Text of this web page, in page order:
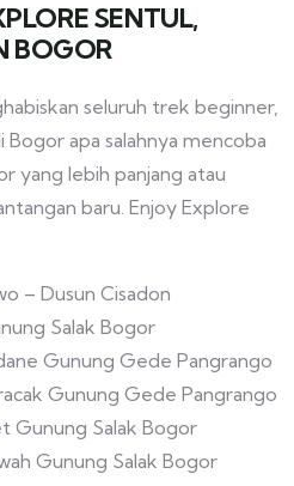
SENTUL,
BOGOR
seluruh trek beginner,
apa salahnya mencoba
yang lebih panjang atau
baru. Enjoy Explore
– Dusun Cisadon
Salak Bogor
Gunung Gede Pangrango
Gunung Gede Pangrango
Gunung Salak Bogor
Gunung Salak Bogor